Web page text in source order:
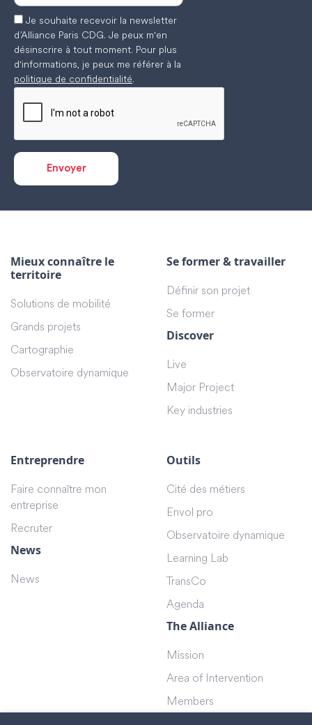
Je souhaite recevoir la newsletter
d’Alliance Paris CDG. Je peux m'en
désinscrire à tout moment. Pour plus
d'informations, je peux me référer à la
politique de confidentialité.
Mieux connaître le
territoire
Solutions de mobilité
Grands projets
Cartographie
Observatoire dynamique
Se former & travailler
Définir son projet
Se former
Discover
Live
Major Project
Key industries
Entreprendre
Faire connaître mon
entreprise
Recruter
News
News
Outils
Cité des métiers
Envol pro
Observatoire dynamique
Learning Lab
TransCo
Agenda
The Alliance
Mission
Area of Intervention
Members